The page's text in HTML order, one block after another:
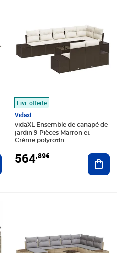
au panier
Livr. offerte
Vidaxl
vidaXL Ensemble de canapé de
jardin 9 Pièces Marron et
Crème polyrotin
564,89€